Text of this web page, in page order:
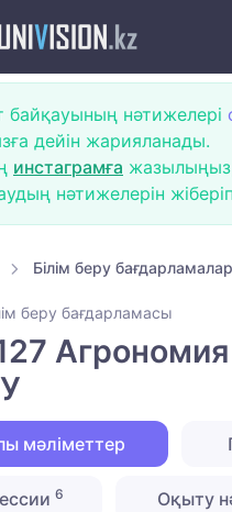
байқауының нәтижелері
дейін жарияланады.
инстаграмға
нәтижелерін
Білім беру
беру бағдарламасы
мәліметтер
6 Оқыту